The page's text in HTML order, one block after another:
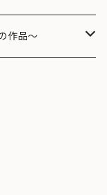
作品～